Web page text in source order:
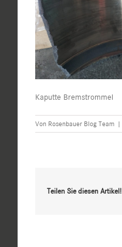
Kaputte Bremstrommel
Von Rosenbauer Blog Team |
Teilen Sie diesen Artikel!